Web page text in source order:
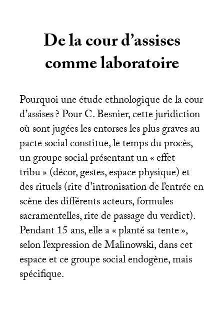
De la cour d’assises
comme laboratoire
Pourquoi une étude ethnologique de la cour
d’assises? Pour C. Besnier, cette juridiction
où sont jugées les entorses les plus graves au
pacte social constitue, le temps du procès,
un groupe social présentant un «effet
tribu» (décor, gestes, espace physique) et
des rituels (rite d’intronisation de l’entrée en
scène des différents acteurs, formules
sacramentelles, rite de passage du verdict).
Pendant 15 ans, elle a «planté sa tente»,
selon l’expression de Malinowski, dans cet
espace et ce groupe social endogène, mais
spécifique.